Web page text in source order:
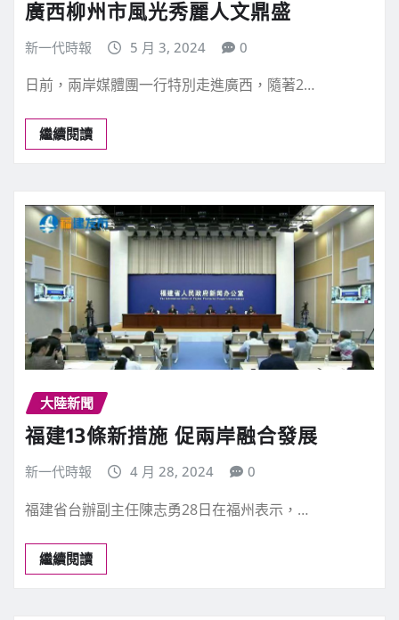
廣西柳州市風光秀麗人文鼎盛
新一代時報 5 月 3, 2024 0
日前，兩岸媒體團一行特別走進廣西，隨著2…
繼續閱讀
大陸新聞
福建13條新措施 促兩岸融合發展
新一代時報 4 月 28, 2024 0
福建省台辦副主任陳志勇28日在福州表示，…
繼續閱讀